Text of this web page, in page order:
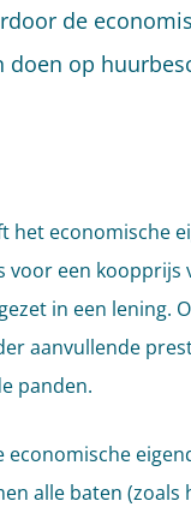
de
doen op
het economische
voor een koopprijs
in een lening.
aanvullende
panden.
economische
alle baten